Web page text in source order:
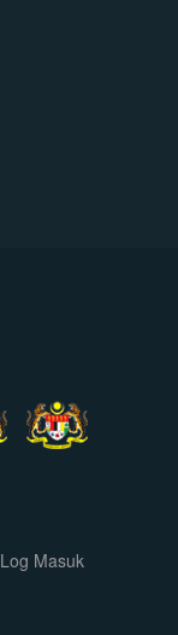
Log Masuk